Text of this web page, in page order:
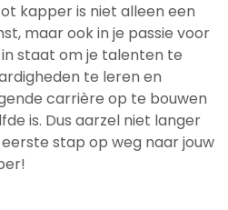
kapper is niet alleen een
maar ook in je passie voor
staat om je talenten te
te leren en
carrière op te bouwen
is. Dus aarzel niet langer
stap op weg naar jouw